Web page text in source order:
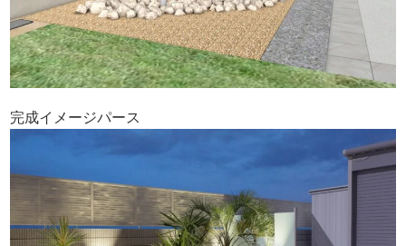
完成イメージパース